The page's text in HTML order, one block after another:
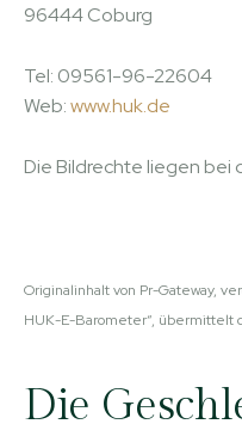
96444 Coburg
Tel: 09561-96-22604
Web:www.huk.de
Die Bildrechte liegen bei
Originalinhalt von Pr-Gateway,
HUK-E-Barometer“, übermittelt
Die